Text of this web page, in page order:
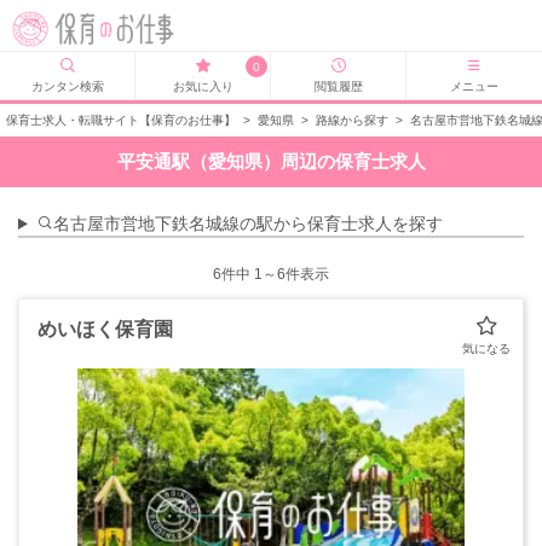
カンタン検索
0
お気に入り
閲覧履歴 メニュー
保育士求人・転職サイト【保育のお仕事】 > 愛知県 > 路線から探す > 名古屋市営地下鉄名城線
平安通駅（愛知県）周辺の保育士求人
名古屋市営地下鉄名城線の駅から保育士求人を探す
6件中 1～6件表示
めいほく保育園